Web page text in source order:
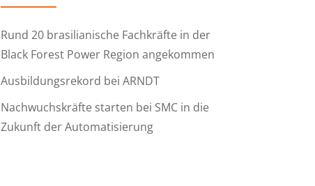
Rund 20 brasilianische Fachkräfte in der
Black Forest Power Region angekommen
Ausbildungsrekord bei ARNDT
Nachwuchskräfte starten bei SMC in die
Zukunft der Automatisierung